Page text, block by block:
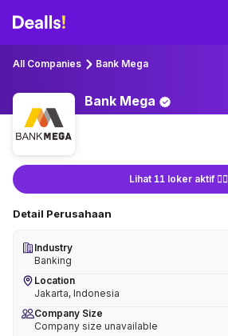
All Companies Bank Mega
Bank Mega
Lihat 11 loker aktif 👇🏻
Detail Perusahaan
Industry
Banking
Location
Jakarta, Indonesia
Company Size
Company size unavailable